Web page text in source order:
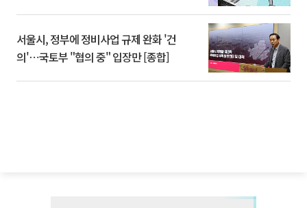
서울시, 정부에 정비사업 규제 완화 '건
의'⋯국토부 "협의 중" 입장만 [종합]